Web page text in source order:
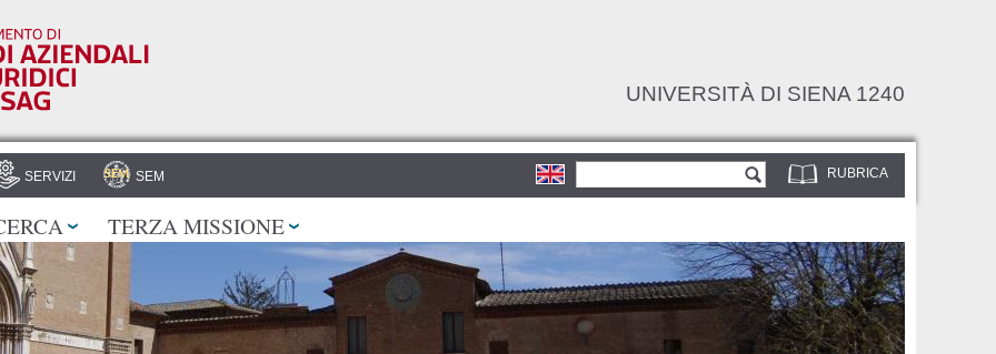
UNIVERSITÀ DI SIENA 1240
RUBRICA
Form di ricerca
SERVIZI SEM
TERZA MISSIONE